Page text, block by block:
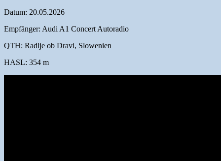
Datum: 20.05.2026
Empfänger: Audi A1 Concert Autoradio
QTH: Radlje ob Dravi, Slowenien
HASL: 354 m